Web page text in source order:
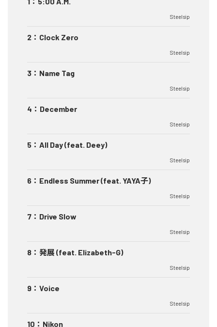
Steelsip
2 ： Clock Zero
Steelsip
3 ： Name Tag
Steelsip
4 ： December
Steelsip
5 ： All Day (feat. Deey)
Steelsip
6 ： Endless Summer (feat. YAYA子)
Steelsip
7 ： Drive Slow
Steelsip
8 ： 発展 (feat. Elizabeth-G)
Steelsip
9 ： Voice
Steelsip
10 ： Nikon